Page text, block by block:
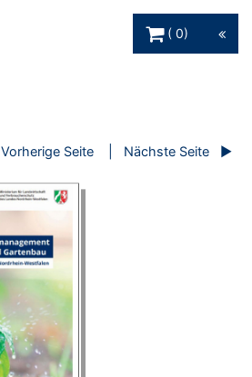
0
Vorherige Seite Nächste Seite